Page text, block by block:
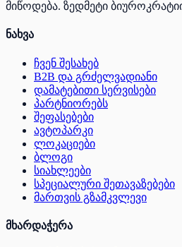
მიწოდება. ზედმეტი
ნახვა
ჩვენ შესახებ
B2B და გრძელვადიანი
დამატებითი სერვისები
პარტნიორებს
შეფასებები
ავტოპარკი
ლოკაციები
ბლოგი
სიახლეები
სპეციალური შეთავაზებები
მართვის გზამკვლევი
მხარდაჭერა